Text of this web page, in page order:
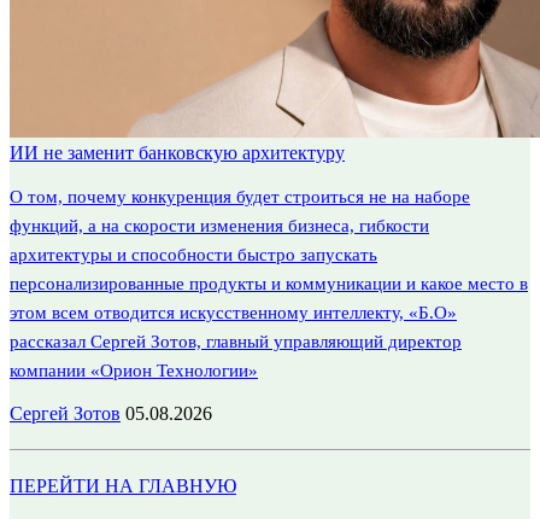
ИИ не заменит банковскую архитектуру
О том, почему конкуренция будет строиться не на наборе
функций, а на скорости изменения бизнеса, гибкости
архитектуры и способности быстро запускать
персонализированные продукты и коммуникации и какое место в
этом всем отводится искусственному интеллекту, «Б.О»
рассказал Сергей Зотов, главный управляющий директор
компании «Орион Технологии»
Сергей Зотов 05.08.2026
ПЕРЕЙТИ НА ГЛАВНУЮ